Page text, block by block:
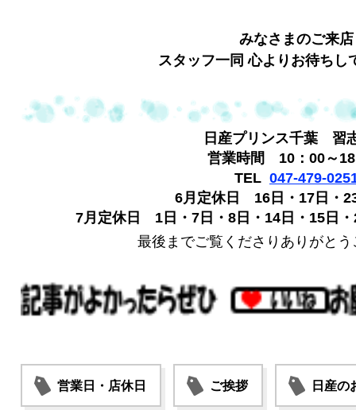
みなさまのご来店
スタッフ一同 心よりお待ちし
日産プリンス千葉 習
営業時間 10：00～
TEL 047-479-
6月定休日 16日・17日・
7月定休日 1日・7日・8日・14日・15日
最後までご覧くださりありがと
営業日・店休日 ご挨拶 日産の